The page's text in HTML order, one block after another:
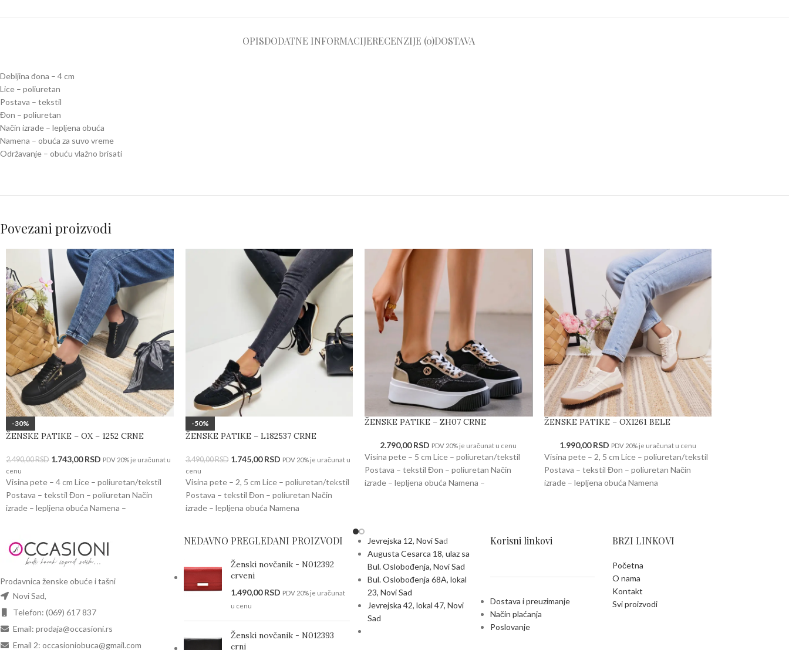
OPISDODATNE INFORMACIJERECENZIJE (0)DOSTAVA
Debljina đona – 4 cm
Lice – poliuretan
Postava – tekstil
Đon – poliuretan
Način izrade – lepljena obuća
Namena – obuća za suvo vreme
Održavanje – obuću vlažno brisati
Povezani proizvodi
-30%
ŽENSKE PATIKE – OX – 1252 CRNE
2.490,00RSD 1.743,00RSD PDV 20% je uračunat u
cenu
Visina pete – 4 cm Lice – poliuretan/tekstil
Postava – tekstil Đon – poliuretan Način
izrade – lepljena obuća Namena –
-50%
ŽENSKE PATIKE – L182537 CRNE
3.490,00RSD 1.745,00RSD PDV 20% je uračunat u
cenu
Visina pete – 2, 5 cm Lice – poliuretan/tekstil
Postava – tekstil Đon – poliuretan Način
izrade – lepljena obuća Namena
ŽENSKE PATIKE – ZH07 CRNE
2.790,00RSD PDV 20% je uračunat u cenu
Visina pete – 5 cm Lice – poliuretan/tekstil
Postava – tekstil Đon – poliuretan Način
izrade – lepljena obuća Namena –
ŽENSKE PATIKE – OX1261 BELE
1.990,00RSD PDV 20% je uračunat u cenu
Visina pete – 2, 5 cm Lice – poliuretan/tekstil
Postava – tekstil Đon – poliuretan Način
izrade – lepljena obuća Namena
Prodavnica ženske obuće i tašni
Novi Sad,
Telefon: (069) 617 837
Email: prodaja@occasioni.rs
Email 2: occasioniobuca@gmail.com
NEDAVNO PREGLEDANI PROIZVODI
Ženski novčanik - N012392
crveni
1.490,00RSD PDV 20% je uračunat
u cenu
Ženski novčanik - N012393
crni
Jevrejska 12, Novi Sad
Augusta Cesarca 18, ulaz sa
Bul. Oslobođenja, Novi Sad
Bul. Oslobođenja 68A, lokal
23, Novi Sad
Jevrejska 42, lokal 47, Novi
Sad
Korisni linkovi
Dostava i preuzimanje
Način plaćanja
Poslovanje
BRZI LINKOVI
Početna
O nama
Kontakt
Svi proizvodi